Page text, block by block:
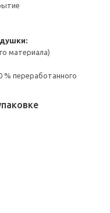
материала)
% переработанного